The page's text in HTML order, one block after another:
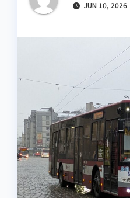
JUN 10, 2026